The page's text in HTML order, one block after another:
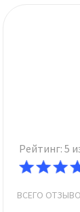
Рейтинг: 5
ВСЕГО